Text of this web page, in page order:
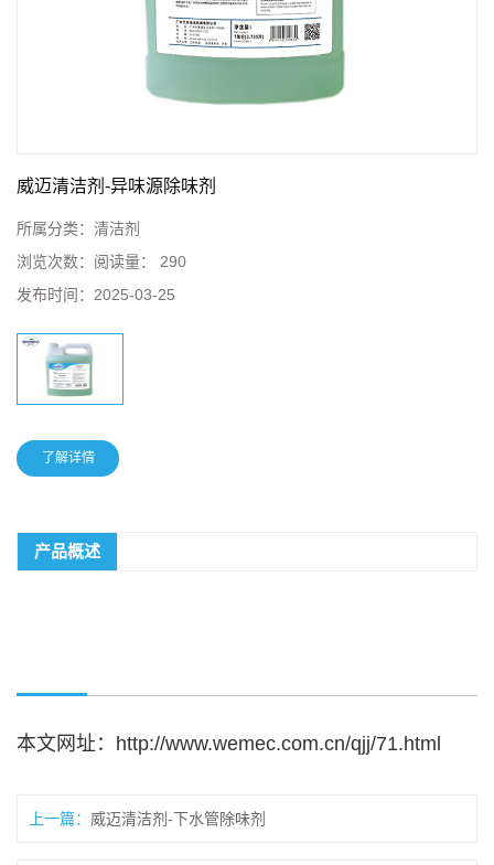
威迈清洁剂-异味源除味剂
所属分类： 清洁剂
浏览次数： 阅读量： 290
发布时间： 2025-03-25
了解详情
产品概述
本文网址： http://www.wemec.com.cn/qjj/71.html
上一篇： 威迈清洁剂-下水管除味剂